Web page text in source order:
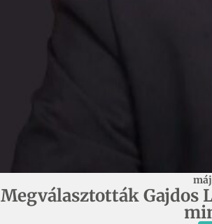
Megválasztották Gajdos